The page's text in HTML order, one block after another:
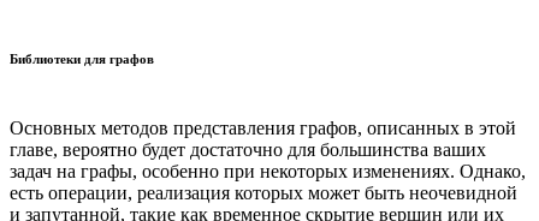
Библиотеки для графов
Основных методов представления графов, описанных в этой
главе, вероятно будет достаточно для большинства ваших
задач на графы, особенно при некоторых изменениях. Однако,
есть операции, реализация которых может быть неочевидной
и запутанной, такие как временное скрытие вершин или их